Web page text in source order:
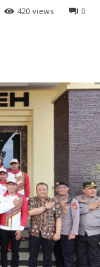
0
420 views